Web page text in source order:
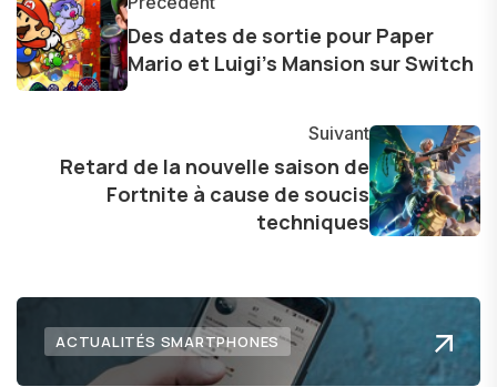
les consommateurs à comprendre et à naviguer
dans le paysage technologique en constante
évolution.
Des dates de sortie pour Paper
Mario et Luigi’s Mansion sur Switch
Suivant
Retard de la nouvelle saison de
Fortnite à cause de soucis
techniques
ACTUALITÉS SMARTPHONES